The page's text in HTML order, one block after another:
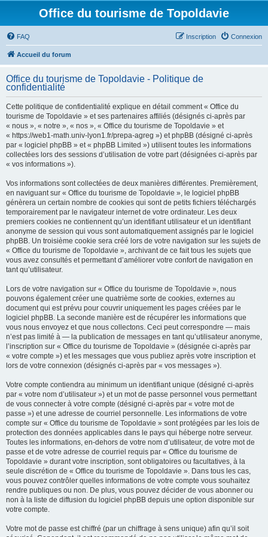
Office du tourisme de Topoldavie
FAQ Connexion
Inscription
Accueil du forum
Office du tourisme de Topoldavie - Politique de
confidentialité
Cette politique de confidentialité explique en détail comment « Office du
tourisme de Topoldavie » et ses partenaires affiliés (désignés ci-après par
« nous », « notre », « nos », « Office du tourisme de Topoldavie » et
« https://web1-math.univ-lyon1.fr/prepa-agreg ») et phpBB (désigné ci-après
par « logiciel phpBB » et « phpBB Limited ») utilisent toutes les informations
collectées lors des sessions d’utilisation de votre part (désignées ci-après par
« vos informations »).
Vos informations sont collectées de deux manières différentes. Premièrement,
en naviguant sur « Office du tourisme de Topoldavie », le logiciel phpBB
génèrera un certain nombre de cookies qui sont de petits fichiers téléchargés
temporairement par le navigateur internet de votre ordinateur. Les deux
premiers cookies ne contiennent qu’un identifiant utilisateur et un identifiant
anonyme de session qui vous sont automatiquement assignés par le logiciel
phpBB. Un troisième cookie sera créé lors de votre navigation sur les sujets de
« Office du tourisme de Topoldavie », archivant de ce fait tous les sujets que
vous avez consultés et permettant d’améliorer votre confort de navigation en
tant qu’utilisateur.
Lors de votre navigation sur « Office du tourisme de Topoldavie », nous
pouvons également créer une quatrième sorte de cookies, externes au
document qui est prévu pour couvrir uniquement les pages créées par le
logiciel phpBB. La seconde manière est de récupérer les informations que
vous nous envoyez et que nous collectons. Ceci peut correspondre — mais
n’est pas limité à — la publication de messages en tant qu’utilisateur anonyme,
l’inscription sur « Office du tourisme de Topoldavie » (désignée ci-après par
« votre compte ») et les messages que vous publiez après votre inscription et
lors de votre connexion (désignés ci-après par « vos messages »).
Votre compte contiendra au minimum un identifiant unique (désigné ci-après
par « votre nom d’utilisateur ») et un mot de passe personnel vous permettant
de vous connecter à votre compte (désigné ci-après par « votre mot de
passe ») et une adresse de courriel personnelle. Les informations de votre
compte sur « Office du tourisme de Topoldavie » sont protégées par les lois de
protection des données applicables dans le pays qui héberge notre serveur.
Toutes les informations, en-dehors de votre nom d’utilisateur, de votre mot de
passe et de votre adresse de courriel requis par « Office du tourisme de
Topoldavie » durant votre inscription, sont obligatoires ou facultatives, à la
seule discrétion de « Office du tourisme de Topoldavie ». Dans tous les cas,
vous pouvez contrôler quelles informations de votre compte vous souhaitez
rendre publiques ou non. De plus, vous pouvez décider de vous abonner ou
non à la liste de diffusion du logiciel phpBB depuis une option disponible sur
votre compte.
Votre mot de passe est chiffré (par un chiffrage à sens unique) afin qu’il soit